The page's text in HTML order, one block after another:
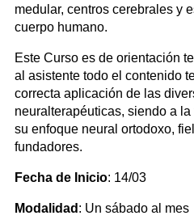
medular, centros cerebrales y
cuerpo humano.
Este Curso es de orientación
al asistente todo el contenido
correcta aplicación de las
neuralterapéuticas, siendo a
su enfoque neural ortodoxo,
fundadores.
Fecha de Inicio: 14/03
Modalidad : Un sábado al